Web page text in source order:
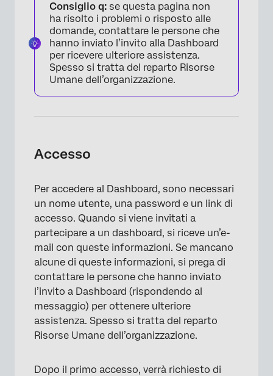
Consiglio q: se questa pagina non
ha risolto i problemi o risposto alle
domande, contattare le persone che
hanno inviato l’invito alla Dashboard
per ricevere ulteriore assistenza.
Spesso si tratta del reparto Risorse
Umane dell’organizzazione.
Accesso
Per accedere al Dashboard, sono necessari
un nome utente, una password e un link di
accesso. Quando si viene invitati a
partecipare a un dashboard, si riceve un’e-
mail con queste informazioni. Se mancano
alcune di queste informazioni, si prega di
contattare le persone che hanno inviato
l’invito a Dashboard (rispondendo al
messaggio) per ottenere ulteriore
assistenza. Spesso si tratta del reparto
Risorse Umane dell’organizzazione.
Dopo il primo accesso, verrà richiesto di